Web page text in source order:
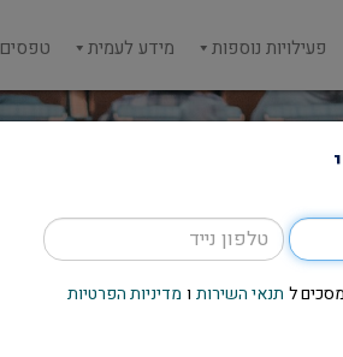
פעילויות נוספות מידע לעמית טפסים
ל תנאי השירות ו מדיניות הפרטיות